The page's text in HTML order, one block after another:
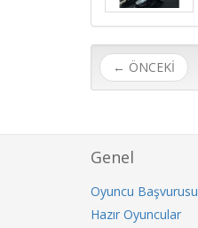
← ÖNCEKİ
Genel
Oyuncu Başvurusu
Hazır Oyuncular